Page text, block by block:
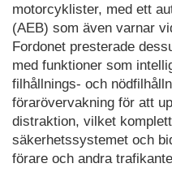
motorcyklister, med ett
(AEB) som även varnar
Fordonet presterade
med funktioner som
filhållnings- och
förarövervakning för att
distraktion, vilket
säkerhetssystemet och
förare och andra